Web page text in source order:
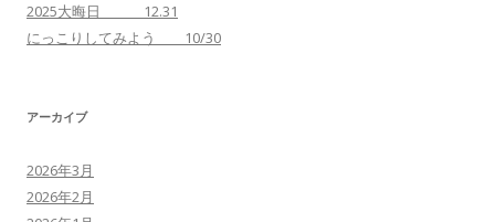
2025大晦日 12.31
にっこりしてみよう 10/30
アーカイブ
2026年3月
2026年2月